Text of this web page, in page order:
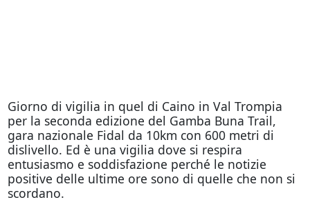
Giorno di vigilia in quel di Caino in Val Trompia
per la seconda edizione del Gamba Buna Trail,
gara nazionale Fidal da 10km con 600 metri di
dislivello. Ed è una vigilia dove si respira
entusiasmo e soddisfazione perché le notizie
positive delle ultime ore sono di quelle che non si
scordano.